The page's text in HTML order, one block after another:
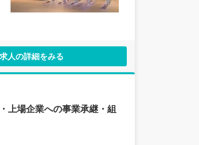
求人の詳細をみる
上場企業への事業承継・組